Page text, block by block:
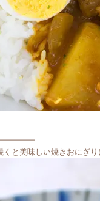
と美味しい焼きおにぎり